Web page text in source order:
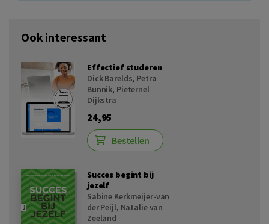
Ook interessant
Effectief studeren
Dick Barelds, Petra
Bunnik, Pieternel
Dijkstra
24,95
Bestellen
Succes begint bij
jezelf
Sabine Kerkmeijer-van
der Peijl, Natalie van
Zeeland